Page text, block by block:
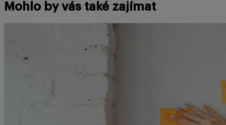
Mohlo by vás také zajímat